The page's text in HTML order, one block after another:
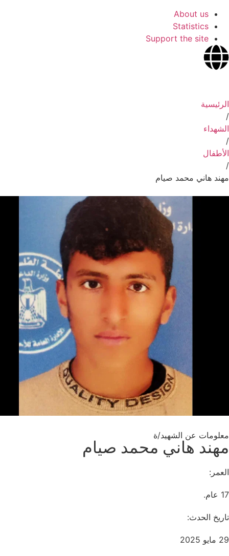
About us
Statistics
Support the site
الرئيسية
/
الشهداء
/
الأطفال
/
مهند هاني محمد صيام
معلومات عن الشهيد/ة
مهند هاني محمد صيام
العمر:
17 عام.
تاريخ الحدث:
29 مايو 2025